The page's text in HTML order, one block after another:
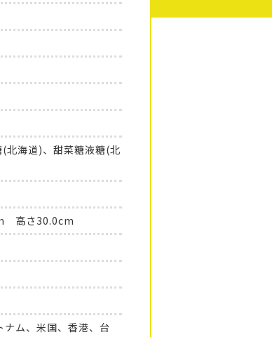
北海道)、甜菜糖液糖(北
高さ30.0cm
ナム、米国、香港、台